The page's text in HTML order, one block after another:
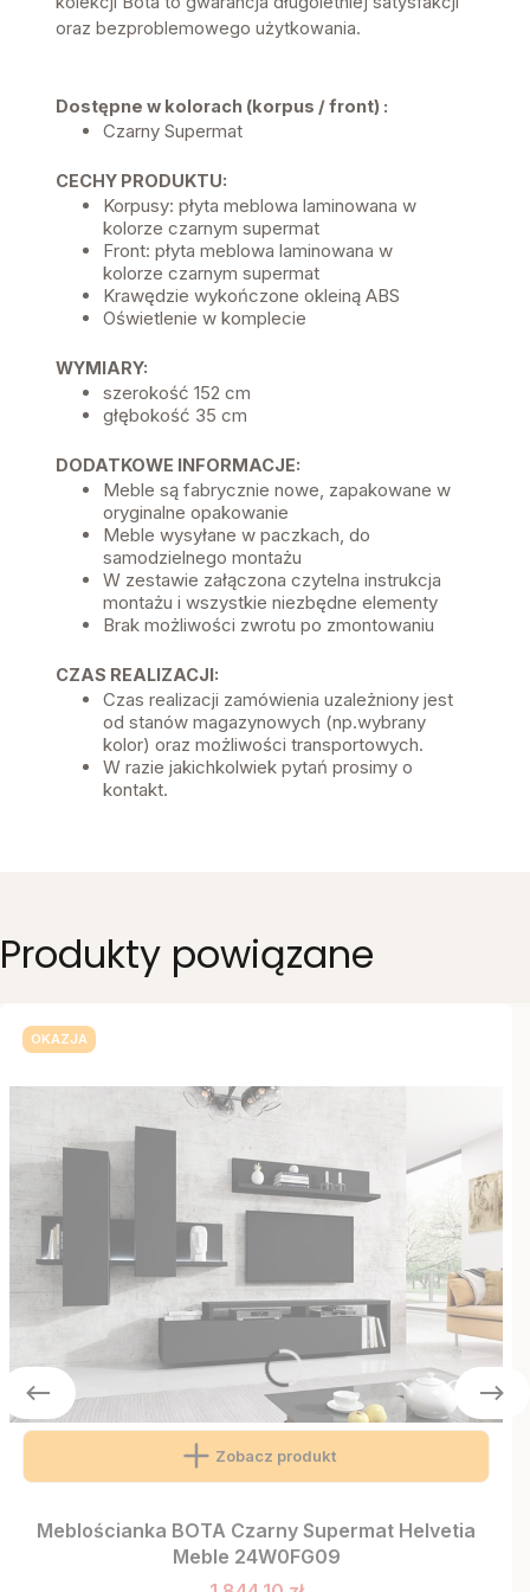
oraz bezproblemowego użytkowania.
Dostępne w kolorach (korpus / front) :
Czarny Supermat
CECHY PRODUKTU:
Korpusy: płyta meblowa laminowana w
kolorze czarnym supermat
Front: płyta meblowa laminowana w
kolorze czarnym supermat
Krawędzie wykończone okleiną ABS
Oświetlenie w komplecie
WYMIARY:
szerokość 152 cm
głębokość 35 cm
DODATKOWE INFORMACJE:
Meble są fabrycznie nowe, zapakowane w
oryginalne opakowanie
Meble wysyłane w paczkach, do
samodzielnego montażu
W zestawie załączona czytelna instrukcja
montażu i wszystkie niezbędne elementy
Brak możliwości zwrotu po zmontowaniu
CZAS REALIZACJI:
Czas realizacji zamówienia uzależniony jest
od stanów magazynowych (np.wybrany
kolor) oraz możliwości transportowych.
W razie jakichkolwiek pytań prosimy o
kontakt.
Produkty powiązane
OKAZJA
Zobacz produkt
Meblościanka BOTA Czarny Supermat Helvetia
Meble 24W0FG09